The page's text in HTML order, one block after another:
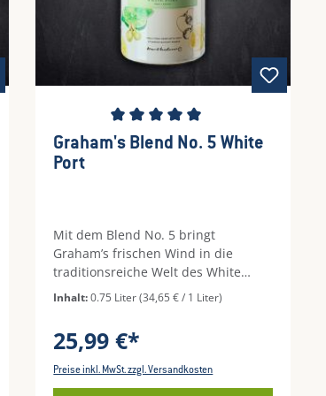
Durchschnittliche Bewertung von 5
Graham's Blend No. 5 White
Port
Mit dem Blend No. 5 bringt
Graham’s frischen Wind in die
traditionsreiche Welt des White
Ports. Die Cuvée aus den beiden
aromatisch, floral und angenehm
trocken – eine moderne
Inhalt:0.75 Liter(34,65 € / 1 Liter)
25,99 €*
Preise inkl. MwSt. zzgl. Versandkosten